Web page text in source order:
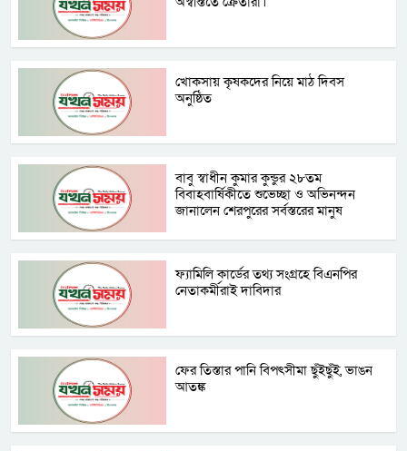
খোকসায় কৃষকদের নিয়ে মাঠ দিবস
অনুষ্ঠিত
বাবু স্বাধীন কুমার কুন্ডুর ২৮তম
বিবাহবার্ষিকীতে শুভেচ্ছা ও অভিনন্দন
জানালেন শেরপুরের সর্বস্তরের মানুষ
ফ্যামিলি কার্ডের তথ্য সংগ্রহে বিএনপির
নেতাকর্মীরাই দাবিদার
ফের তিস্তার পানি বিপৎসীমা ছুঁইছুঁই, ভাঙন
আতঙ্ক